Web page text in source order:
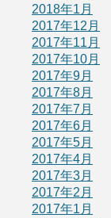
2018年1月
2017年12月
2017年11月
2017年10月
2017年9月
2017年8月
2017年7月
2017年6月
2017年5月
2017年4月
2017年3月
2017年2月
2017年1月